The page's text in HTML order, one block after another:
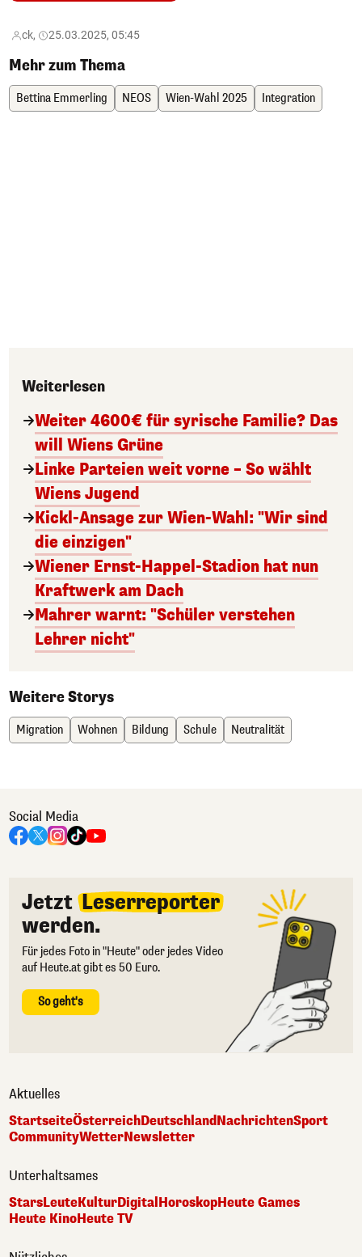
ck, 25.03.2025, 05:45
Mehr zum Thema
Bettina Emmerling NEOS Wien-Wahl 2025 Integration
Weiterlesen
Weiter 4600€ für syrische Familie? Das
will Wiens Grüne
Linke Parteien weit vorne – So wählt
Wiens Jugend
Kickl-Ansage zur Wien-Wahl: "Wir sind
die einzigen"
Wiener Ernst-Happel-Stadion hat nun
Kraftwerk am Dach
Mahrer warnt: "Schüler verstehen
Lehrer nicht"
Weitere Storys
Migration Wohnen Bildung Schule Neutralität
Social Media
Jetzt Leserreporter
werden.
Für jedes Foto in "Heute" oder jedes Video
auf Heute.at gibt es 50 Euro.
So geht's
Aktuelles
StartseiteÖsterreichDeutschlandNachrichtenSport
CommunityWetterNewsletter
Unterhaltsames
StarsLeuteKulturDigitalHoroskopHeute Games
Heute KinoHeute TV